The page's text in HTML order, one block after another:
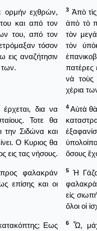
ορμήν εχθρών,
και από τον
του, από τον
τόσον
εις αναζήτησιν
των.
3 Ἀπὸ
ἀπὸ τὸ
τὸν
τὸν
πατέρες
νὰ τοὺς
χέρια
δια να
Τοτε θα
την Σιδώνα και
Ο Κυριος θα
εις τας νήσους.
4 Αὐτὰ
ὅσους
φαλακράν
επίσης και οι
5
Ἡ
εἰς
ὅλοι οἱ
Εως
6
Ὦ,